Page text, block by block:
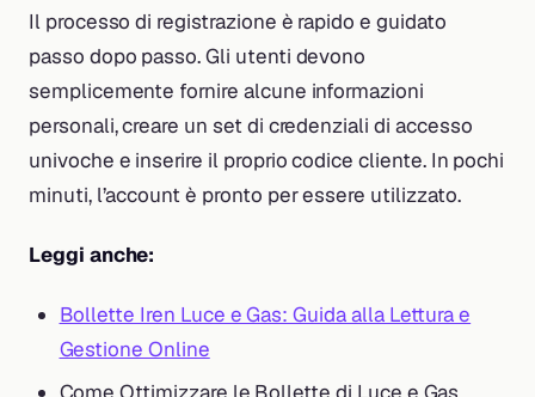
Il processo di registrazione è rapido e guidato
passo dopo passo. Gli utenti devono
semplicemente fornire alcune informazioni
personali, creare un set di credenziali di accesso
univoche e inserire il proprio codice cliente. In pochi
minuti, l’account è pronto per essere utilizzato.
Leggi anche:
Bollette Iren Luce e Gas: Guida alla Lettura e
Gestione Online